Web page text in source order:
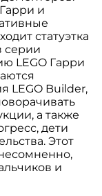
и
статуэтка
серии
LEGO Гарри
LEGO Builder,
а также
дети
Этот
и